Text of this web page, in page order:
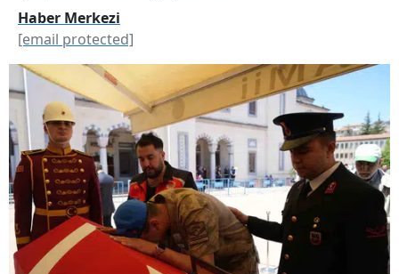
Haber Merkezi
[email protected]